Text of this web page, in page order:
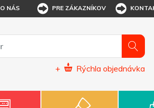
O NÁS PRE ZÁKAZNÍKOV
+ Rýchla objednávka